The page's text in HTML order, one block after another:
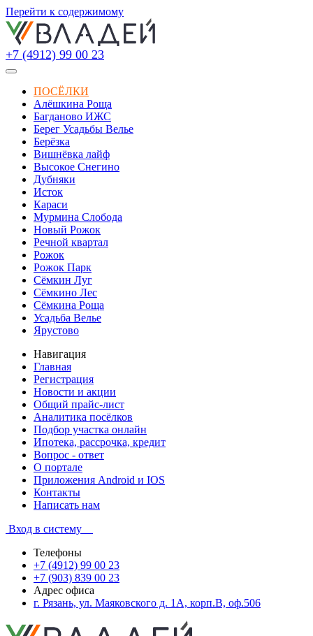
Перейти к содержимому
+7 (4912) 99 00 23
ПОСЁЛКИ
Алёшкина Роща
Багданово ИЖС
Берег Усадьбы Велье
Берёзка
Вишнёвка лайф
Высокое Снегино
Дубняки
Исток
Караси
Мурмина Слобода
Новый Рожок
Речной квартал
Рожок
Рожок Парк
Сёмкин Луг
Сёмкино Лес
Сёмкина Роща
Усадьба Велье
Ярустово
Навигация
Главная
Регистрация
Новости и акции
Общий прайс-лист
Аналитика посёлков
Подбор участка онлайн
Ипотека, рассрочка, кредит
Вопрос - ответ
О портале
Приложения Android и IOS
Контакты
Написать нам
Вход в систему
Телефоны
+7 (4912) 99 00 23
+7 (903) 839 00 23
Адрес офиса
г. Рязань, ул. Маяковского д. 1А, корп.В, оф.506